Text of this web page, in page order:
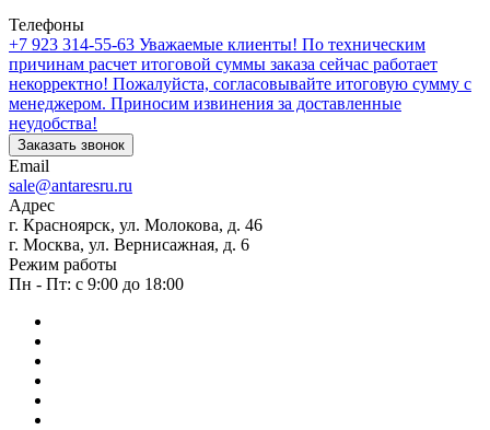
Телефоны
+7 923 314-55-63 Уважаемые клиенты! По техническим
причинам расчет итоговой суммы заказа сейчас работает
некорректно! Пожалуйста, согласовывайте итоговую сумму с
менеджером. Приносим извинения за доставленные
неудобства!
Заказать звонок
Email
sale@antaresru.ru
Адрес
г. Красноярск, ул. Молокова, д. 46
г. Москва, ул. Вернисажная, д. 6
Режим работы
Пн - Пт: с 9:00 до 18:00